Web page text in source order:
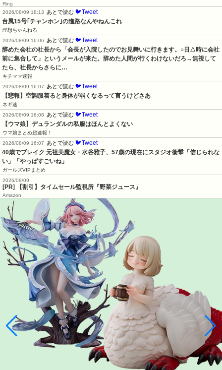
Ring
2026/08/09 18:13
あとで読む 🐦Tweet
台風15号｢チャンホン｣の進路なんやねんこれ
理想ちゃんねる
2026/08/09 16:06
あとで読む 🐦Tweet
辞めた会社の社長から「会長が入院したのでお見舞いに行きます。○日△時に会社
前に集合して」というメールが来た。辞めた人間が行くわけないだろ→無視して
たら、社長からさらに…
キチママ速報
2026/08/09 16:07
あとで読む 🐦Tweet
【悲報】空調服着ると身体が弱くなるって言うけどさあ
ネギ速
2026/08/09 16:08
あとで読む 🐦Tweet
【ウマ娘】デュランダルの私服はほんとよくない
ウマ娘まとめ超速報！
2026/08/09 16:07
あとで読む 🐦Tweet
40歳でブレイク 元祖美魔女・水谷雅子、57歳の現在にスタジオ衝撃「信じられな
い」「やっぱすごいね」
ガールズVIPまとめ
2026/08/09
[PR] 【割引】タイムセール監視所『野菜ジュース』
Amazon